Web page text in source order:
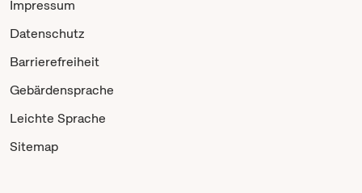
Impressum
Datenschutz
Barrierefreiheit
Gebärdensprache
Leichte Sprache
Sitemap